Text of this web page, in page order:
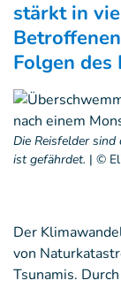
stärkt in
Folgen des
Die Reisfelder
ist gefährdet. | ©
Der
von
Tsunamis.